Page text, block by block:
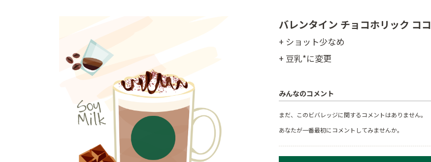
バレンタイン チョコホリック ココ
+ ショット少なめ
+ 豆乳*に変更
みんなのコメント
まだ、このビバレッジに関するコメントはありません。
あなたが一番最初にコメントしてみませんか。